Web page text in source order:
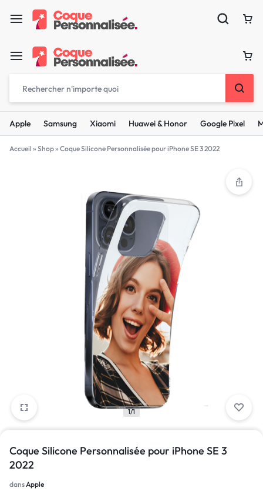
Apple Samsung Xiaomi Huawei & Honor Google Pixel
Accueil » Shop» Coque Silicone Personnalisée pour iPhone SE 3 2022
1/1
Coque Silicone Personnalisée pour iPhone SE 3
2022
dansApple